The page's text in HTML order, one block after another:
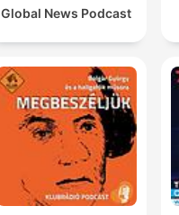
Global News Podcast